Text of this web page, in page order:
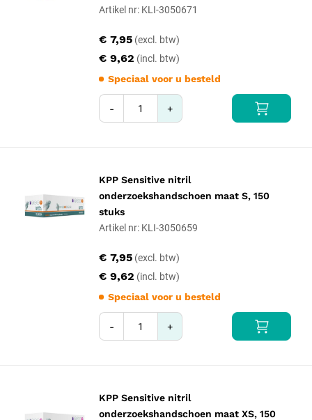
Artikel nr: KLI-3050671
€ 9,62
€ 7,95
Speciaal voor u besteld
- +
KPP Sensitive nitril
onderzoekshandschoen maat S, 150
stuks
Artikel nr: KLI-3050659
€ 9,62
€ 7,95
Speciaal voor u besteld
- +
KPP Sensitive nitril
onderzoekshandschoen maat XS, 150